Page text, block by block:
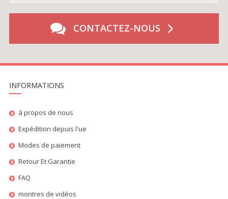
CONTACTEZ-NOUS
INFORMATIONS
à propos de nous
Expédition depuis l'ue
Modes de paiement
Retour Et Garantie
FAQ
montres de vidéos